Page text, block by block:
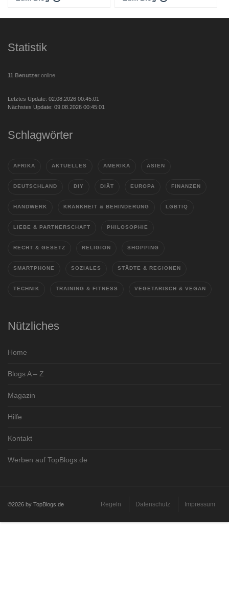
Statistik
11 Benutzer online
Letztes Update: 02.08.2026 00:45:01
Nächstes Update: 09.08.2026 00:45:01
Schlagwörter
AFRIKA AKTUELLES AMERIKA ASIEN
DEUTSCHLAND DIY DIÄT EUROPA FINANZEN
HANDWERK KRANKHEIT & BEHINDERUNG LGBTIQ
LIEBE & PARTNERSCHAFT PHILOSOPHIE
RECHT & GESETZ RELIGION SHOPPING
SMARTPHONE SOZIALES STÄDTE & REGIONEN
TECHNIK TRAINING & FITNESS VEGETARISCH & VEGAN
Nützliches
Home
Blogs A – Z
Magazin
Hilfe
Kontakt
Werben auf TopBlogs.de
©2026 by TopBlogs.de Regeln Datenschutz Impressum